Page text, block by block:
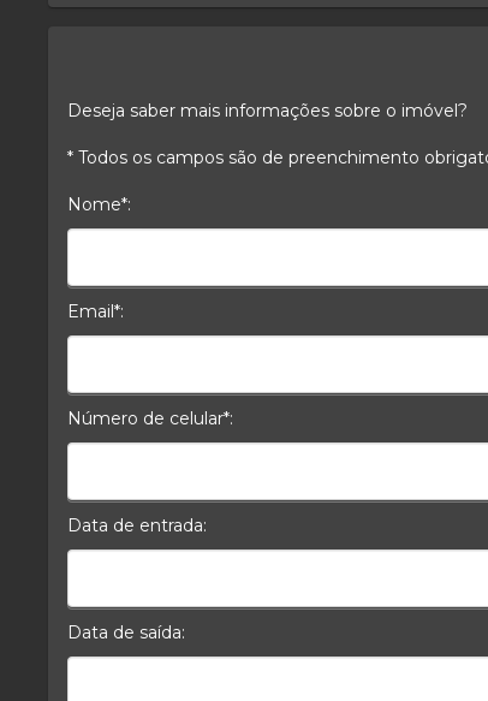
Deseja saber mais informações sobre o imóvel?
* Todos os campos são de preenchimento
Nome*:
Email*:
Número de celular*:
Data de entrada:
Data de saída: